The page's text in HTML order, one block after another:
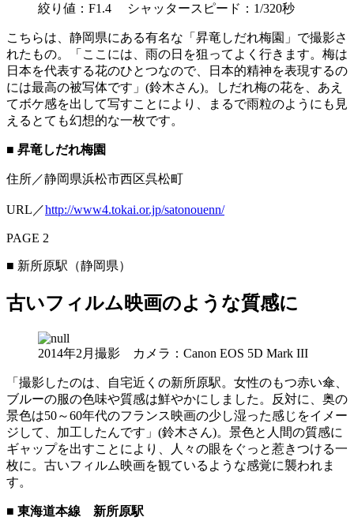
絞り値：F1.4 シャッタースピード：1/320秒
こちらは、静岡県にある有名な「昇竜しだれ梅園」で撮影さ
れたもの。「ここには、雨の日を狙ってよく行きます。梅は
日本を代表する花のひとつなので、日本的精神を表現するの
には最高の被写体です」(鈴木さん)。しだれ梅の花を、あえ
てボケ感を出して写すことにより、まるで雨粒のようにも見
えるとても幻想的な一枚です。
■ 昇竜しだれ梅園
住所／静岡県浜松市西区呉松町
URL／http://www4.tokai.or.jp/satonouenn/
PAGE 2
■ 新所原駅（静岡県）
古いフィルム映画のような質感に
2014年2月撮影 カメラ：Canon EOS 5D Mark III
「撮影したのは、自宅近くの新所原駅。女性のもつ赤い傘、
ブルーの服の色味や質感は鮮やかにしました。反対に、奥の
景色は50～60年代のフランス映画の少し湿った感じをイメー
ジして、加工したんです」(鈴木さん)。景色と人間の質感に
ギャップを出すことにより、人々の眼をぐっと惹きつける一
枚に。古いフィルム映画を観ているような感覚に襲われま
す。
■ 東海道本線 新所原駅